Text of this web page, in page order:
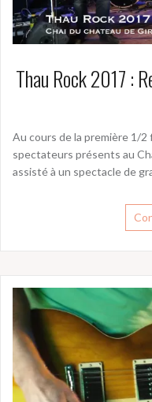
Thau Rock 2017 :
Au cours de la première 1/2
spectateurs présents au
assisté à un spectacle de